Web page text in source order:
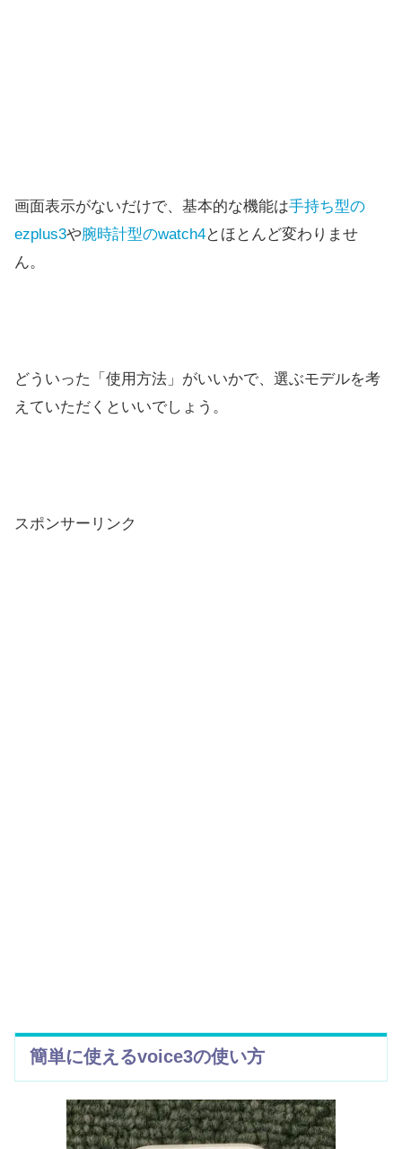
画面表示がないだけで、基本的な機能は手持ち型の
ezplus3や腕時計型のwatch4とほとんど変わりませ
ん。
どういった「使用方法」がいいかで、選ぶモデルを考
えていただくといいでしょう。
スポンサーリンク
簡単に使えるvoice3の使い方